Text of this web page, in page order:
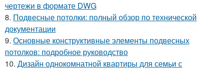
чертежи в формате DWG
8. Подвесные потолки: полный обзор по технической
документации
9. Основные конструктивные элементы подвесных
потолков: подробное руководство
10. Дизайн однокомнатной квартиры для семьи с